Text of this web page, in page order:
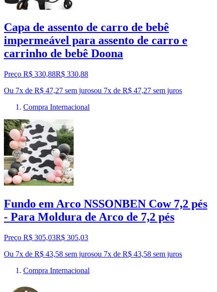
Capa de assento de carro de bebê
impermeável para assento de carro e
carrinho de bebê Doona
Preço R$ 330,88R$ 330,88
Ou 7x de R$ 47,27 sem jurosou 7x de R$ 47,27 sem juros
Compra Internacional
Fundo em Arco NSSONBEN Cow 7,2 pés
- Para Moldura de Arco de 7,2 pés
Preço R$ 305,03R$ 305,03
Ou 7x de R$ 43,58 sem jurosou 7x de R$ 43,58 sem juros
Compra Internacional